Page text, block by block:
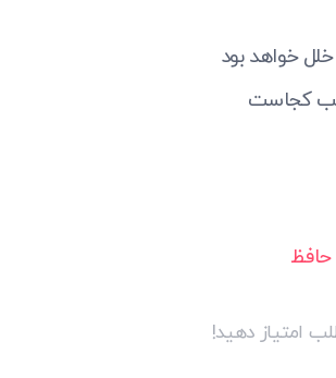
خواهد بود
کجاست
امتیاز دهید!